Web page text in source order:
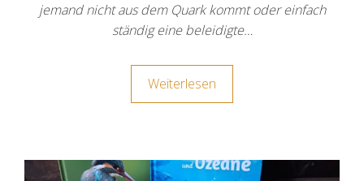
jemand nicht aus dem Quark kommt oder einfach
ständig eine beleidigte…
Weiterlesen